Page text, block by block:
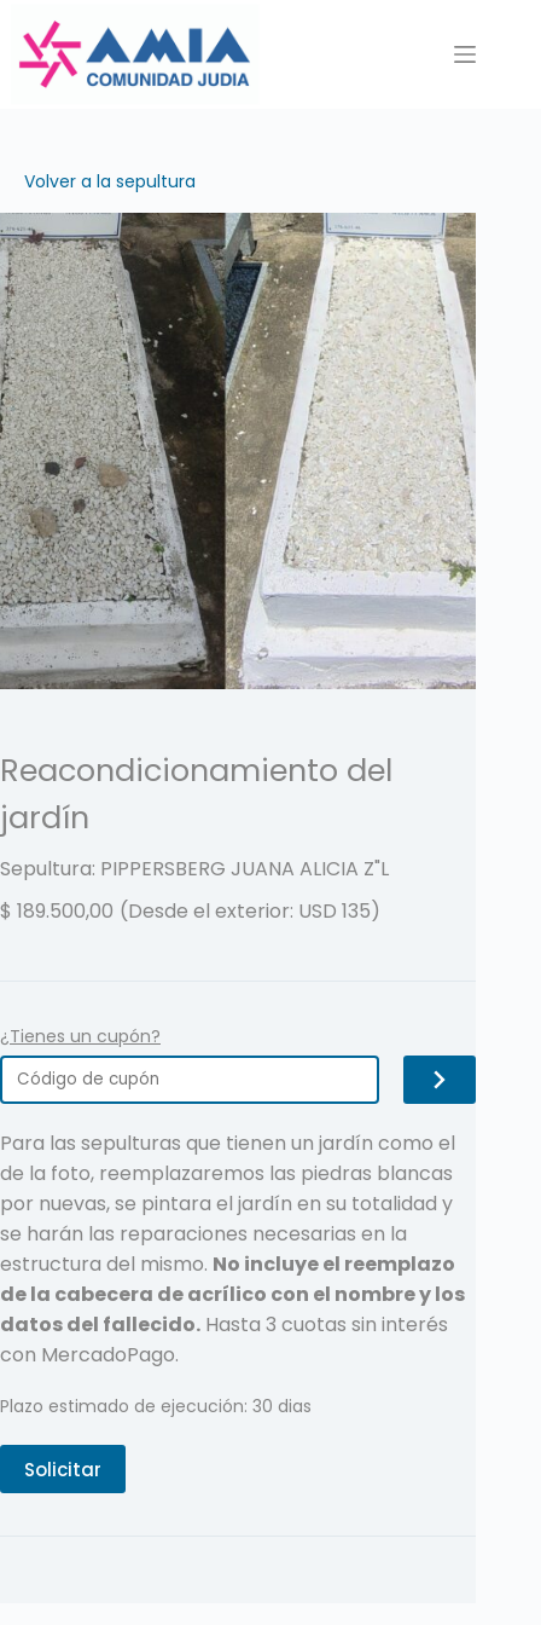
Saltar
contenido
Volver a la sepultura
Reacondicionamiento del
jardín
Sepultura: PIPPERSBERG JUANA ALICIA Z"L
$ 189.500,00 (Desde el exterior: USD 135)
¿Tienes un cupón?
Para las sepulturas que tienen un jardín como el
de la foto, reemplazaremos las piedras blancas
por nuevas, se pintara el jardín en su totalidad y
se harán las reparaciones necesarias en la
estructura del mismo. No incluye el reemplazo
de la cabecera de acrílico con el nombre y los
datos del fallecido. Hasta 3 cuotas sin interés
con MercadoPago.
Plazo estimado de ejecución: 30 dias
Solicitar